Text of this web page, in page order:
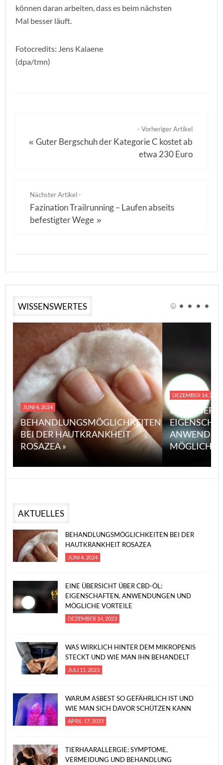
können daran arbeiten, dass es beim nächsten
Mal besser läuft.
Fotocredits: Jens Kalaene
(dpa/tmn)
- Vorheriger Artikel
«Guter Bergschuh der Kategorie C kostet ab
etwa 230 Euro
Nächster Artikel -
Fazination Trailrunning – Laufen abseits
befestigter Wege »
WISSENSWERTES
JUNI 4, 2024
BEHANDLUNGSMÖGLICHKEITEN
BEI DER HAUTKRANKHEIT
ROSAZEA »
DEZEMBER 14, 2023
EINE
MÖGLICHE
AKTUELLES
BEHANDLUNGSMÖGLICHKEITEN BEI DER
HAUTKRANKHEIT ROSAZEA
JUNI 4, 2024
EINE ÜBERSICHT ÜBER CBD-ÖL:
EIGENSCHAFTEN, ANWENDUNGEN UND
MÖGLICHE VORTEILE
DEZEMBER 14, 2023
WAS WIRKLICH HINTER DEM MIKROPENIS
STECKT UND WIE MAN IHN BEHANDELT
JULI 11, 2023
WARUM ASBEST SO GEFÄHRLICH IST UND
WIE MAN SICH DAVOR SCHÜTZEN KANN
APRIL 17, 2023
TIERHAARALLERGIE: SYMPTOME,
VERMEIDUNG UND BEHANDLUNG